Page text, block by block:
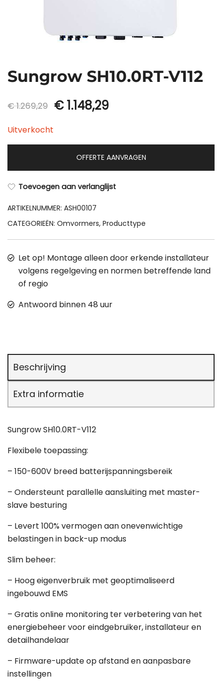
Sungrow SH10.0RT-V112
€1.269,29 Oorspronkelijke
was:
€ 1.269,29.
€1.148,29
is:
€ 1.148,29.
Uitverkocht
OFFERTE AANVRAGEN
Toevoegen aan verlanglijst
ARTIKELNUMMER: ASH00107
CATEGORIEËN: Omvormers, Producttype
Let op! Montage alleen door erkende installateur
volgens regelgeving en normen betreffende land
of regio
Antwoord binnen 48 uur
Beschrijving
Extra informatie
Sungrow SH10.0RT-V112
Flexibele toepassing:
– 150-600V breed batterijspanningsbereik
– Ondersteunt parallelle aansluiting met master-
slave besturing
– Levert 100% vermogen aan onevenwichtige
belastingen in back-up modus
Slim beheer:
– Hoog eigenverbruik met geoptimaliseerd
ingebouwd EMS
– Gratis online monitoring ter verbetering van het
energiebeheer voor eindgebruiker, installateur en
detailhandelaar
– Firmware-update op afstand en aanpasbare
instellingen